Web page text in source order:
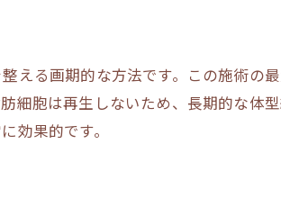
れるのか
引き出す
える画期的な方法です。この施術の
胞は再生しないため、長期的な体型
効果的です。